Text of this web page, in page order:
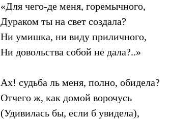
«Для чего-де меня, горемычного,
Дураком ты на свет создала?
Ни умишка, ни виду приличного,
Ни довольства собой не дала?..»
Ах! судьба ль меня, полно, обидела?
Отчего ж, как домой ворочусь
(Удивилась бы, если б увидела),